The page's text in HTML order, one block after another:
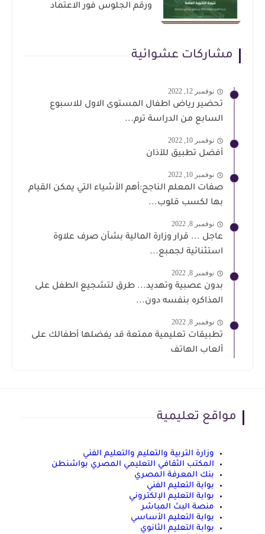
ورقم الجلوس فور الاعتماد
مشاركات عشوائية
نوفمبر 12, 2022
تحضير رياض اطفال المستوى الاول للاسبوع
السابع من الدراسة ترم...
نوفمبر 10, 2022
أفضل تطبيق للآذان
نوفمبر 10, 2022
صفات المعلم الناجح:أهم الأشياء التي يمكن القيام
بها لكسب قلوب...
نوفمبر 8, 2022
عاجل ... قرار وزارة المالية بشأن صرف علاوة
استثنائية لجمبع...
نوفمبر 8, 2022
بدون عصبية وتهديد... طرق لتشجيع الطفل على
المذاكره بنفسه دون...
نوفمبر 8, 2022
تطبيقات تعليمية ممتعة قد يفضلها أطفالك على
ألعاب الهاتف
مواقع تعليمية
وزارة التربية والتعليم والتعليم الفني
المكتب الثقافي التعليمي المصري بواشنطن
بنك المعرفة المصري
بوابة التعليم الفني
بوابة التعليم الإلكتروني
منصة البث المباشر
بوابة التعليم الأساسي
بوابة التعليم الثانوي